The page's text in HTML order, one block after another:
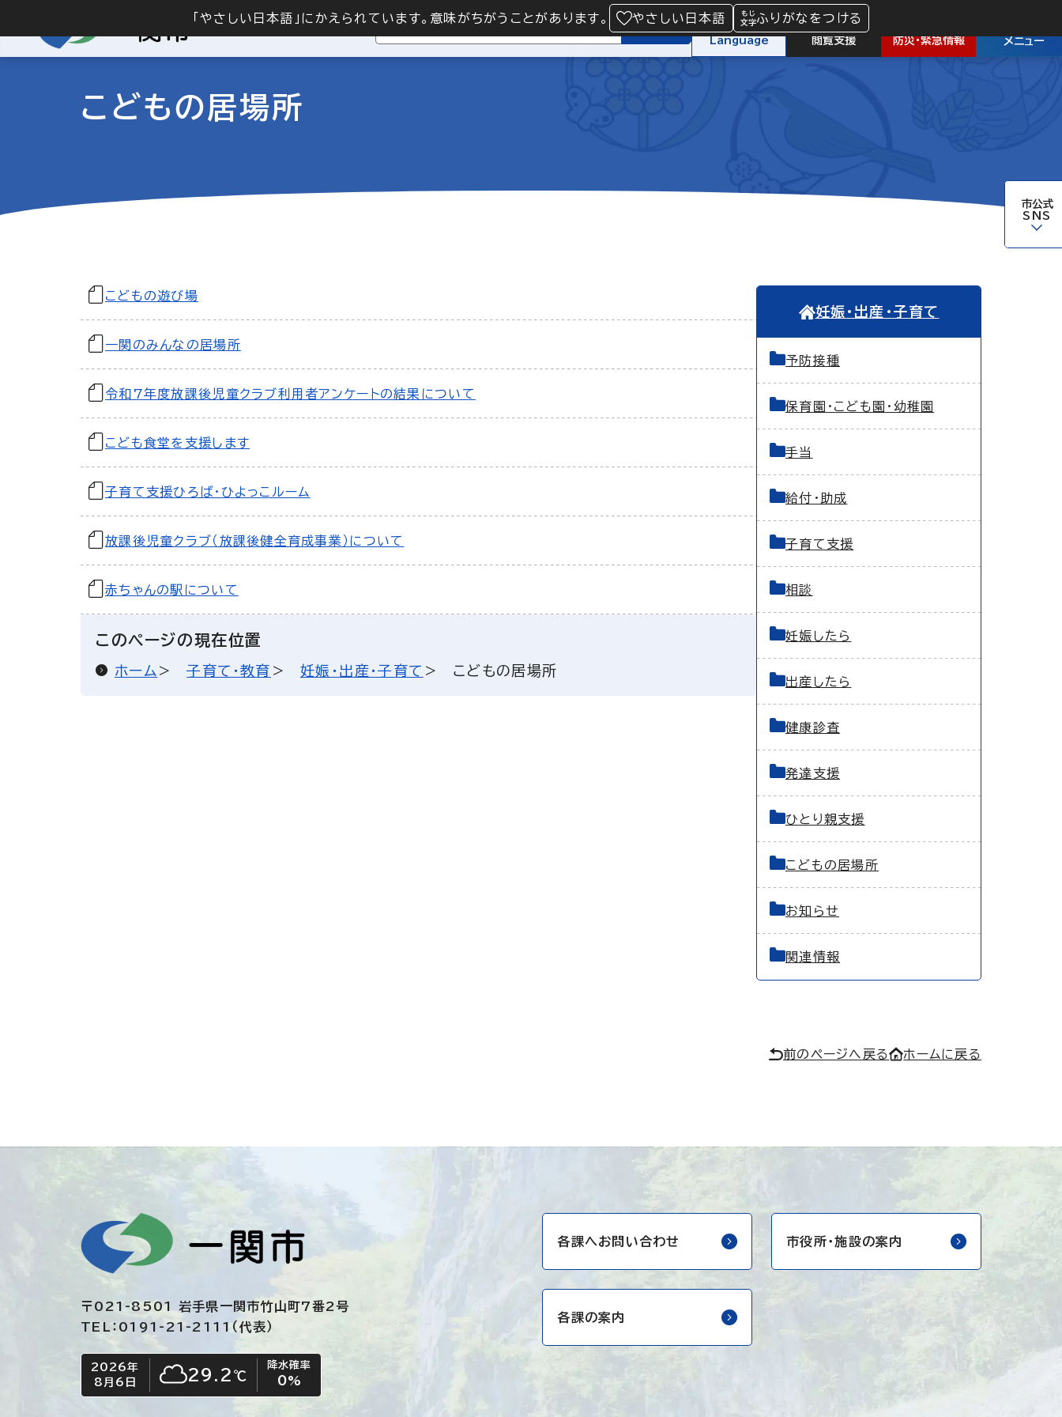
「やさしい日本語」にかえられています。意味がちがうことがあります。 やさしい日本語 ふりがなをつける
検索
Language 閲覧支援 防災・緊急情報 メニュー
市公式
SNS
こどもの居場所
こどもの遊び場
一関のみんなの居場所
令和7年度放課後児童クラブ利用者アンケートの結果について
こども食堂を支援します
子育て支援ひろば・ひよっこルーム
放課後児童クラブ（放課後健全育成事業）について
赤ちゃんの駅について
このページの現在位置
ホーム 子育て・教育 妊娠・出産・子育て こどもの居場所
妊娠・出産・子育て
予防接種
保育園・こども園・幼稚園
手当
給付・助成
子育て支援
相談
妊娠したら
出産したら
健康診査
発達支援
ひとり親支援
こどもの居場所
お知らせ
関連情報
前のページへ戻る ホームに戻る
〒021-8501 岩手県一関市竹山町7番2号
TEL：0191-21-2111（代表）
今日の日付
2026年
8月6日
今日の天気
くもり
29.2℃
降水確率
0%
各課へお問い合わせ 市役所・施設の案内
各課の案内